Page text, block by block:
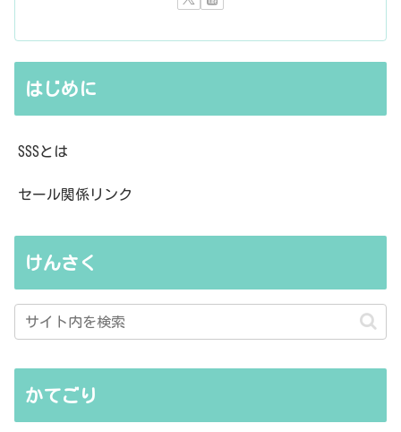
はじめに
SSSとは
セール関係リンク
けんさく
かてごり